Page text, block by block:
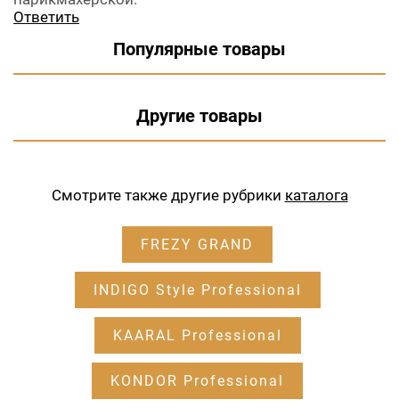
Ответить
Популярные товары
Другие товары
Смотрите также другие рубрики каталога
FREZY GRAND
INDIGO Style Professional
KAARAL Professional
KONDOR Professional